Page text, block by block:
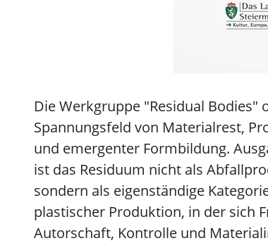
Die Werkgruppe "Residual Bodies"
Spannungsfeld von Materialrest,
und emergenter Formbildung.
ist das Residuum nicht als
sondern als eigenständige
plastischer Produktion, in der sich
Autorschaft, Kontrolle und